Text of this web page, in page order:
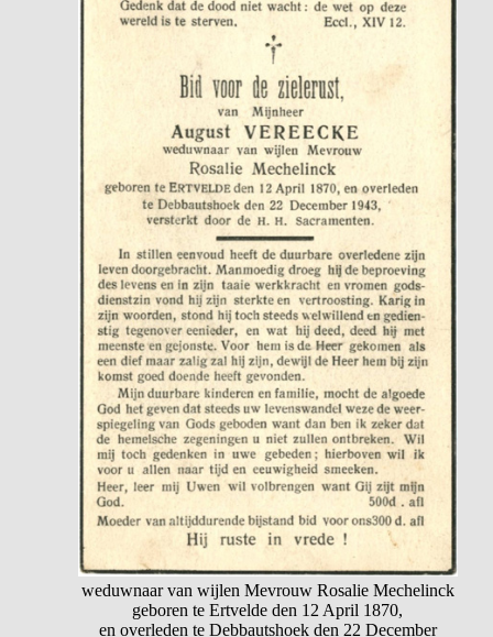
weduwnaar van wijlen Mevrouw Rosalie Mechelinck
geboren te Ertvelde den 12 April 1870,
en overleden te Debbautshoek den 22 December